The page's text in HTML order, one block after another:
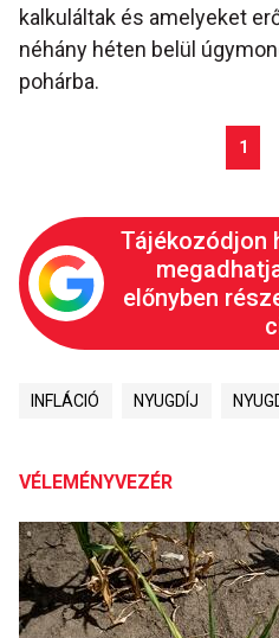
kalkuláltak és amelyeket
néhány héten belül
pohárba.
1
Tájékozódjon
előnyben
INFLÁCIÓ NYUGDÍJ
VÉLEMÉNYVEZÉR